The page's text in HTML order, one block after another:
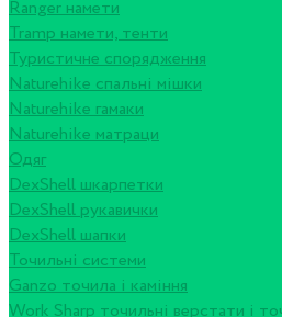
Ranger намети
Tramp намети, тенти
Туристичне спорядження
Naturehike спальні мішки
Naturehike гамаки
Naturehike матраци
Одяг
DexShell шкарпетки
DexShell рукавички
DexShell шапки
Точильні системи
Ganzo точила і каміння
Work Sharp точильні верстати і